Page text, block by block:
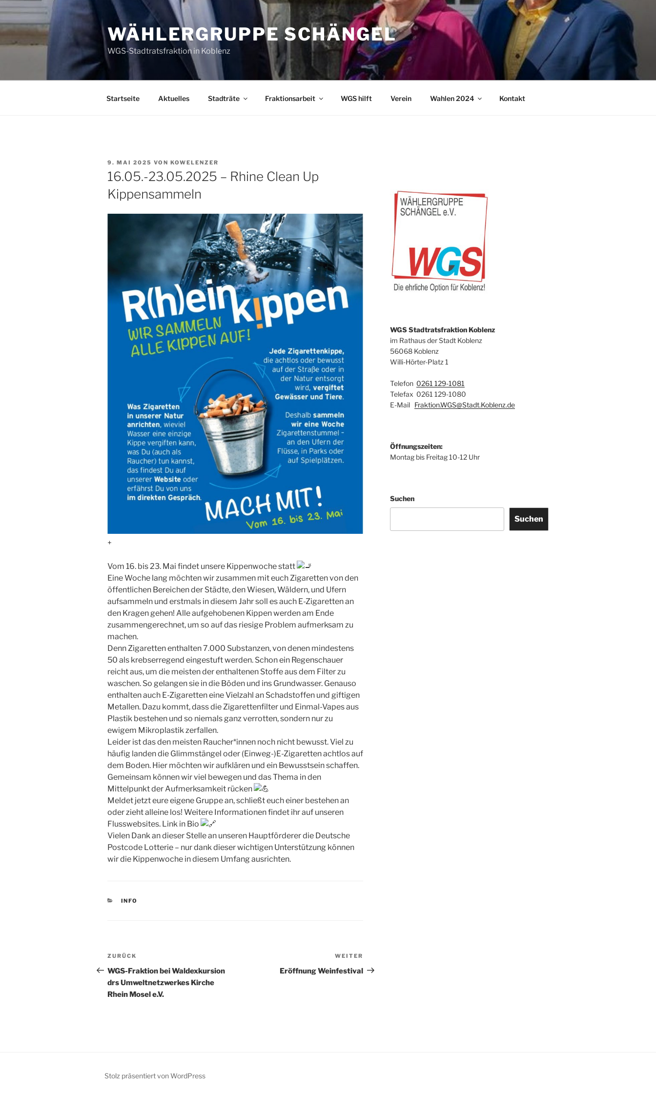
Zum
Inhalt
springen
WÄHLERGRUPPE SCHÄNGEL
WGS-Stadtratsfraktion in Koblenz
Startseite Aktuelles Stadträte Fraktionsarbeit WGS hilft Verein Wahlen 2024 Kontakt
VERÖFFENTLICHT
AM
9. MAI 2025 VON KOWELENZER
16.05.-23.05.2025 – Rhine Clean Up
Kippensammeln
+
Vom 16. bis 23. Mai findet unsere Kippenwoche statt
Eine Woche lang möchten wir zusammen mit euch Zigaretten von den
öffentlichen Bereichen der Städte, den Wiesen, Wäldern, und Ufern
aufsammeln und erstmals in diesem Jahr soll es auch E-Zigaretten an
den Kragen gehen! Alle aufgehobenen Kippen werden am Ende
zusammengerechnet, um so auf das riesige Problem aufmerksam zu
machen.
Denn Zigaretten enthalten 7.000 Substanzen, von denen mindestens
50 als krebserregend eingestuft werden. Schon ein Regenschauer
reicht aus, um die meisten der enthaltenen Stoffe aus dem Filter zu
waschen. So gelangen sie in die Böden und ins Grundwasser. Genauso
enthalten auch E-Zigaretten eine Vielzahl an Schadstoffen und giftigen
Metallen. Dazu kommt, dass die Zigarettenfilter und Einmal-Vapes aus
Plastik bestehen und so niemals ganz verrotten, sondern nur zu
ewigem Mikroplastik zerfallen.
Leider ist das den meisten Raucher*innen noch nicht bewusst. Viel zu
häufig landen die Glimmstängel oder (Einweg-)E-Zigaretten achtlos auf
dem Boden. Hier möchten wir aufklären und ein Bewusstsein schaffen.
Gemeinsam können wir viel bewegen und das Thema in den
Mittelpunkt der Aufmerksamkeit rücken
Meldet jetzt eure eigene Gruppe an, schließt euch einer bestehen an
oder zieht alleine los! Weitere Informationen findet ihr auf unseren
Flusswebsites. Link in Bio
Vielen Dank an dieser Stelle an unseren Hauptförderer die Deutsche
Postcode Lotterie – nur dank dieser wichtigen Unterstützung können
wir die Kippenwoche in diesem Umfang ausrichten.
KATEGORIEN
INFO
Beitragsnavigation
Vorheriger
Beitrag
ZURÜCK
WGS-Fraktion bei Waldexkursion
drs Umweltnetzwerkes Kirche
Rhein Mosel e.V.
Beitrag
WEITER
Eröffnung Weinfestival
WGS Stadtratsfraktion Koblenz
im Rathaus der Stadt Koblenz
56068 Koblenz
Willi-Hörter-Platz 1
Telefon 0261 129-1081
Telefax 0261 129-1080
E-Mail Fraktion.WGS@Stadt.Koblenz.de
Öffnungszeiten:
Montag bis Freitag 10-12 Uhr
Suchen
Suchen
Stolz präsentiert von WordPress